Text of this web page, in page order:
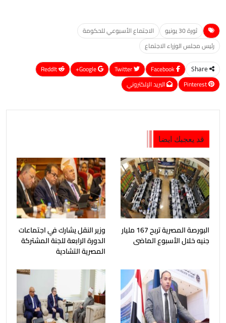
ثورة 30 يونيو
الاجتماع الأسبوعي للحكومة
رئيس مجلس الوزراء الاجتماع
Share
Google+
ReddIt
Pinterest
البريد الإلكتروني
قد يعجبك ايضا
البورصة المصرية تربح 167 مليار
جنيه خلال الأسبوع الماضى
وزير النقل يشارك في اجتماعات
الدورة الرابعة للجنة المشتركة
المصرية التشادية